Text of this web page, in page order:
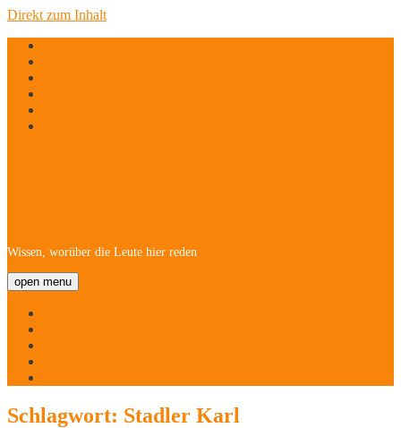
Direkt zum Inhalt
Wissen, worüber die Leute hier reden
open menu
Schlagwort: Stadler Karl